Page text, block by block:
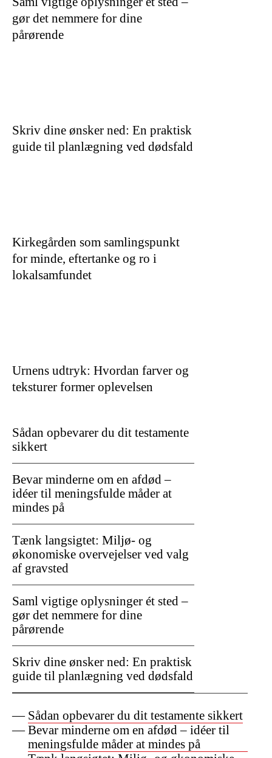
Sådan opbevarer du dit testamente sikkert
Bevar minderne om en afdød – idéer til
meningsfulde måder at mindes på
gør det nemmere for dine
pårørende
Skriv dine ønsker ned: En praktisk
guide til planlægning ved dødsfald
Kirkegården som samlingspunkt
for minde, eftertanke og ro i
lokalsamfundet
Urnens udtryk: Hvordan farver og
teksturer former oplevelsen
Sådan opbevarer du dit testamente
sikkert
Bevar minderne om en afdød –
idéer til meningsfulde måder at
mindes på
Tænk langsigtet: Miljø- og
økonomiske overvejelser ved valg
af gravsted
Saml vigtige oplysninger ét sted –
gør det nemmere for dine
pårørende
Skriv dine ønsker ned: En praktisk
guide til planlægning ved dødsfald